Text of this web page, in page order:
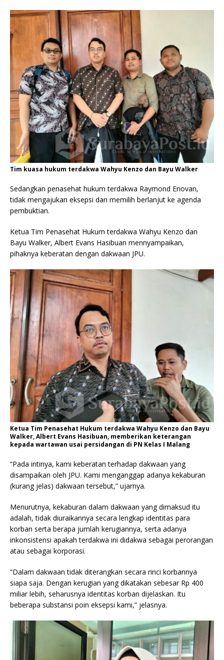
Tim kuasa hukum terdakwa Wahyu Kenzo dan Bayu Walker
Sedangkan penasehat hukum terdakwa Raymond Enovan,
tidak mengajukan eksepsi dan memilih berlanjut ke agenda
pembuktian.
Ketua Tim Penasehat Hukum terdakwa Wahyu Kenzo dan
Bayu Walker, Albert Evans Hasibuan mennyampaikan,
pihaknya keberatan dengan dakwaan JPU.
Ketua Tim Penasehat Hukum terdakwa Wahyu Kenzo dan Bayu
Walker, Albert Evans Hasibuan, memberikan keterangan
kepada wartawan usai persidangan di PN Kelas I Malang
“Pada intinya, kami keberatan terhadap dakwaan yang
disampaikan oleh JPU. Kami menganggap adanya kekaburan
(kurang jelas) dakwaan tersebut,” ujarnya.
Menurutnya, kekaburan dalam dakwaan yang dimaksud itu
adalah, tidak diuraikannya secara lengkap identitas para
korban serta berapa jumlah kerugiannya, serta adanya
inkonsistensi apakah terdakwa ini didakwa sebagai perorangan
atau sebagai korporasi.
“Dalam dakwaan tidak diterangkan secara rinci korbannya
siapa saja. Dengan kerugian yang dikatakan sebesar Rp 400
miliar lebih, seharusnya identitas korban dijelaskan. Itu
beberapa substansi poin eksepsi kami,” jelasnya.